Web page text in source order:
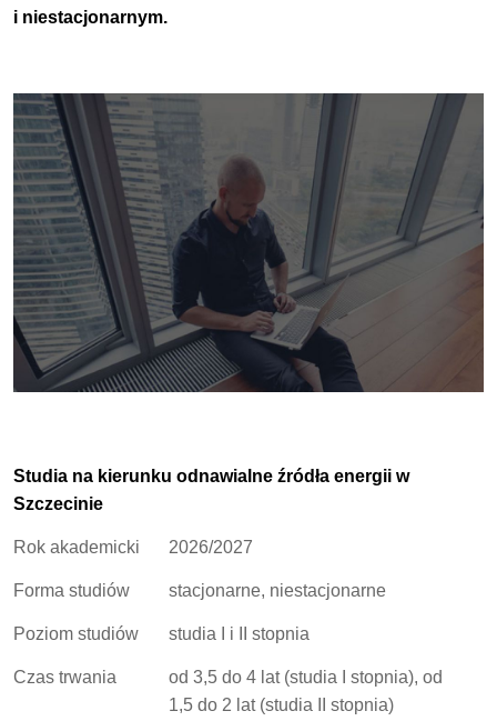
i niestacjonarnym.
Studia na kierunku odnawialne źródła energii w
Szczecinie
Rok akademicki 2026/2027
Forma studiów stacjonarne, niestacjonarne
Poziom studiów studia I i II stopnia
Czas trwania
od 3,5 do 4 lat (studia I stopnia), od
1,5 do 2 lat (studia II stopnia)